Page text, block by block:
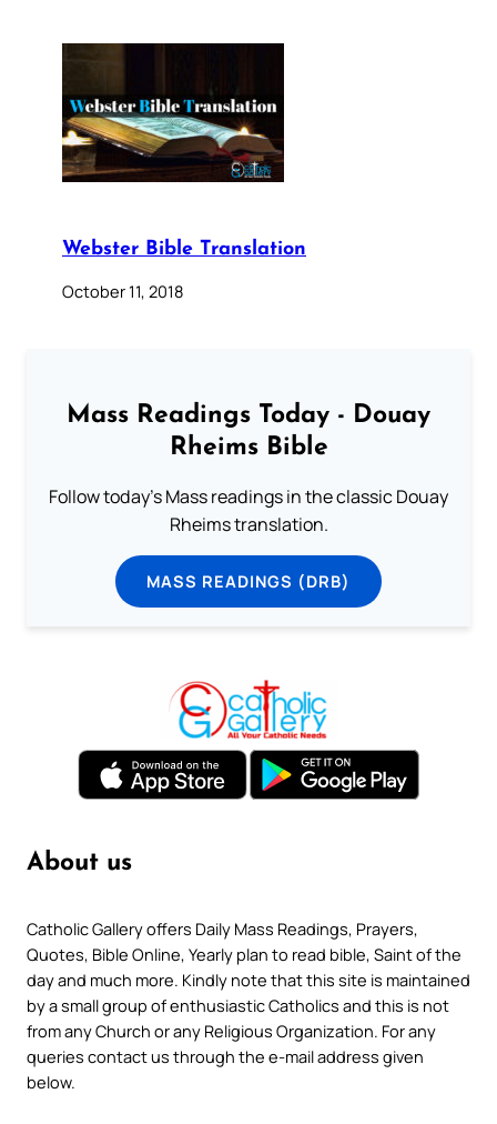
Webster Bible Translation
October 11, 2018
Mass Readings Today - Douay
Rheims Bible
Follow today's Mass readings in the classic Douay
Rheims translation.
MASS READINGS (DRB)
About us
Catholic Gallery offers Daily Mass Readings, Prayers,
Quotes, Bible Online, Yearly plan to read bible, Saint of the
day and much more. Kindly note that this site is maintained
by a small group of enthusiastic Catholics and this is not
from any Church or any Religious Organization. For any
queries contact us through the e-mail address given
below.